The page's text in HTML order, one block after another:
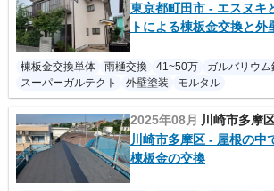
東京都町田市 - エスヌキ
トによる棟板金交換と外
棟板金交換単体 雨樋交換 41~50万
ガルバリウム
スーパーガルテクト
外壁塗装 モルタル
2025年08月 川崎市多摩
川崎市多摩区 - 屋根の中
棟板金の交換